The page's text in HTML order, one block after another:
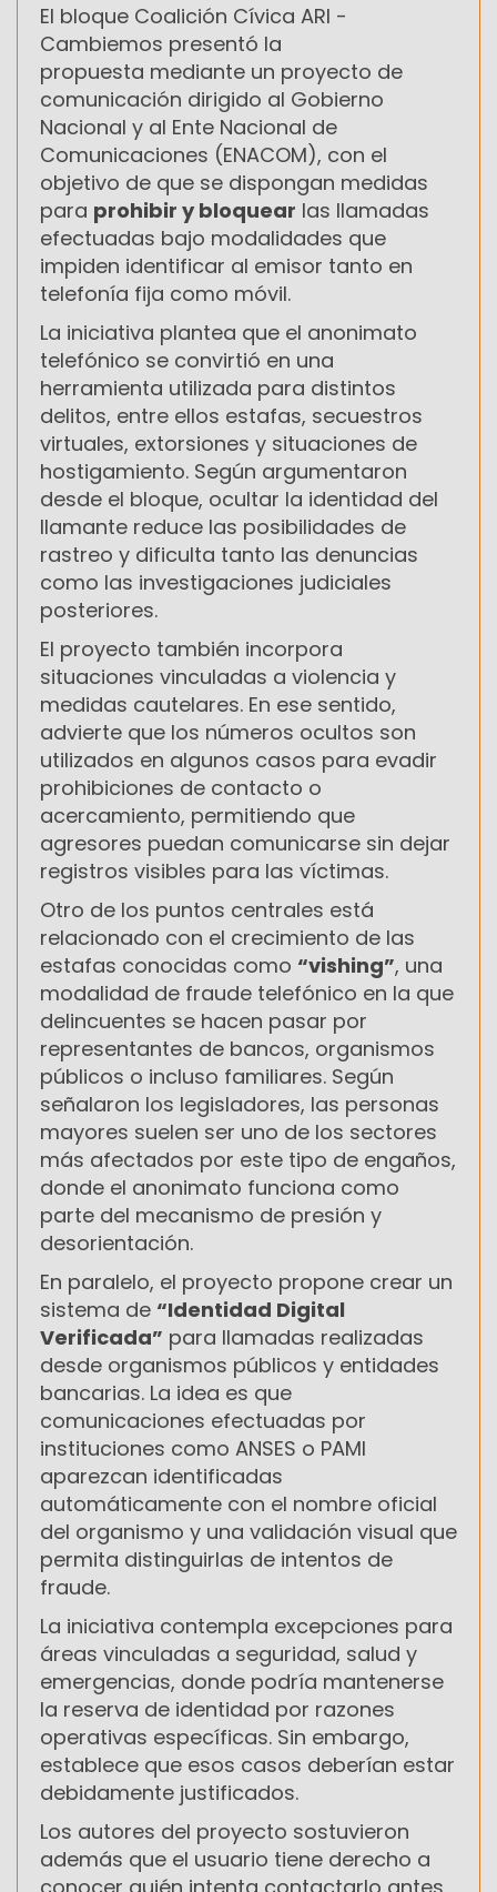
El bloque Coalición Cívica ARI -
Cambiemos presentó la
propuesta mediante un proyecto de
comunicación dirigido al Gobierno
Nacional y al Ente Nacional de
Comunicaciones (ENACOM), con el
objetivo de que se dispongan medidas
para prohibir y bloquear las llamadas
efectuadas bajo modalidades que
impiden identificar al emisor tanto en
telefonía fija como móvil.
La iniciativa plantea que el anonimato
telefónico se convirtió en una
herramienta utilizada para distintos
delitos, entre ellos estafas, secuestros
virtuales, extorsiones y situaciones de
hostigamiento. Según argumentaron
desde el bloque, ocultar la identidad del
llamante reduce las posibilidades de
rastreo y dificulta tanto las denuncias
como las investigaciones judiciales
posteriores.
El proyecto también incorpora
situaciones vinculadas a violencia y
medidas cautelares. En ese sentido,
advierte que los números ocultos son
utilizados en algunos casos para evadir
prohibiciones de contacto o
acercamiento, permitiendo que
agresores puedan comunicarse sin dejar
registros visibles para las víctimas.
Otro de los puntos centrales está
relacionado con el crecimiento de las
estafas conocidas como “vishing”, una
modalidad de fraude telefónico en la que
delincuentes se hacen pasar por
representantes de bancos, organismos
públicos o incluso familiares. Según
señalaron los legisladores, las personas
mayores suelen ser uno de los sectores
más afectados por este tipo de engaños,
donde el anonimato funciona como
parte del mecanismo de presión y
desorientación.
En paralelo, el proyecto propone crear un
sistema de “Identidad Digital
Verificada” para llamadas realizadas
desde organismos públicos y entidades
bancarias. La idea es que
comunicaciones efectuadas por
instituciones como ANSES o PAMI
aparezcan identificadas
automáticamente con el nombre oficial
del organismo y una validación visual que
permita distinguirlas de intentos de
fraude.
La iniciativa contempla excepciones para
áreas vinculadas a seguridad, salud y
emergencias, donde podría mantenerse
la reserva de identidad por razones
operativas específicas. Sin embargo,
establece que esos casos deberían estar
debidamente justificados.
Los autores del proyecto sostuvieron
además que el usuario tiene derecho a